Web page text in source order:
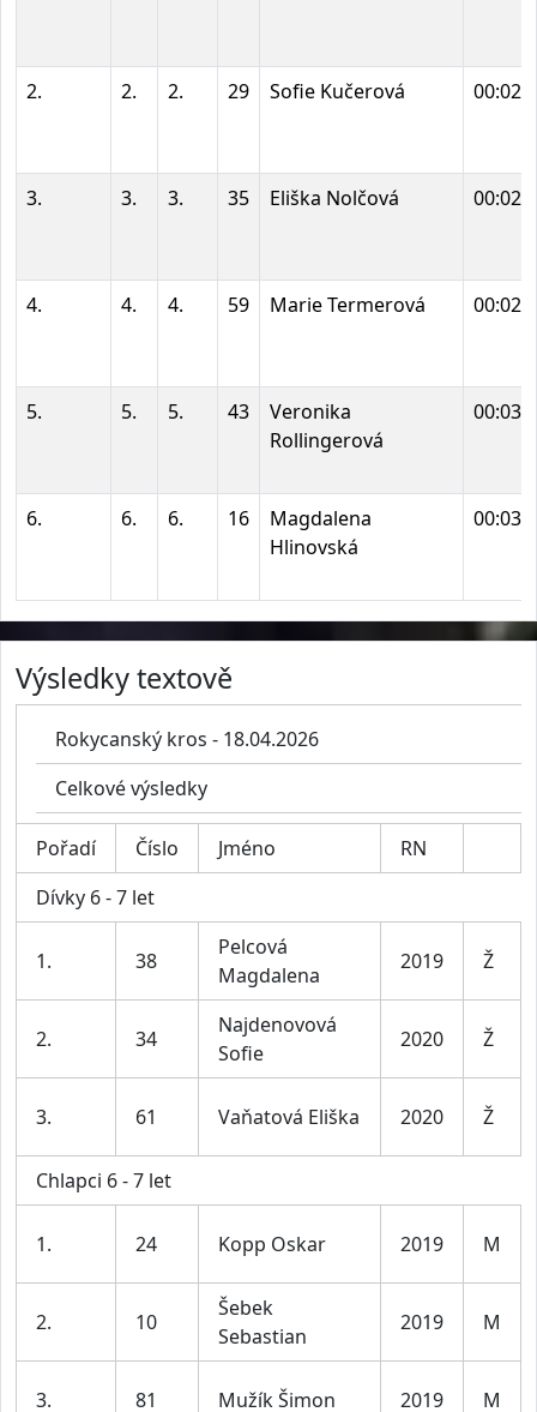
2. 2. 2. 29 Sofie Kučerová
3. 3. 3. 35 Eliška Nolčová
4. 4. 4. 59 Marie Termerová
5. 5. 5. 43
Veronika
Rollingerová
6. 6. 6. 16
Magdalena
Hlinovská
Výsledky textově
Rokycanský kros - 18.04.2026
Celkové výsledky
Pořadí Číslo Jméno
RN
Dívky 6 - 7 let
1. 38
Pelcová
Magdalena
2019 Ž
2. 34
Najdenovová
Sofie
2020 Ž
3. 61 Vaňatová Eliška 2020 Ž
Chlapci 6 - 7 let
1. 24 Kopp Oskar 2019 M
2. 10
Šebek
Sebastian
2019 M
3. 81 Mužík Šimon 2019 M